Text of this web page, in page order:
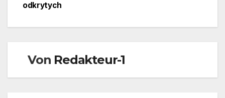
odkrytych
Von Redakteur-1